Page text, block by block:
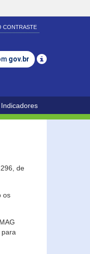
CONTRASTE
gov.br
Indicadores
de
os